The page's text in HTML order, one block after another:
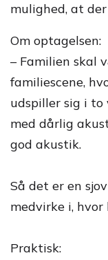
mulighed, at
Om optagelsen:
– Familien skal
familiescene,
udspiller sig i to
med dårlig
god akustik.
Så det er en
medvirke i,
Praktisk: